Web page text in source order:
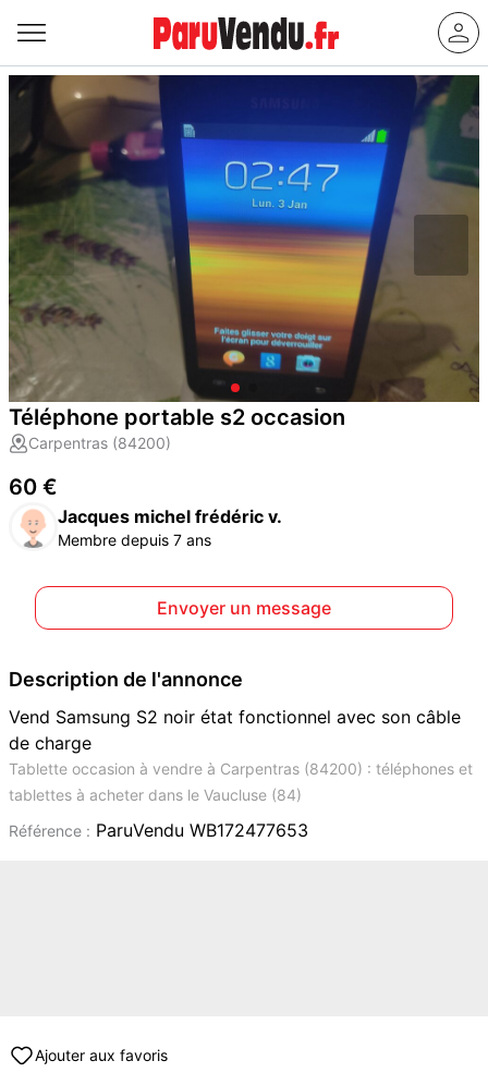
Téléphone portable s2 occasion
Carpentras (84200)
60 €
Jacques michel frédéric v.
Membre depuis 7 ans
Envoyer un message
Description de l'annonce
Vend Samsung S2 noir état fonctionnel avec son câble
de charge
Tablette occasion à vendre à Carpentras (84200) : téléphones et
tablettes à acheter dans le Vaucluse (84)
Référence : ParuVendu WB172477653
Ajouter aux favoris